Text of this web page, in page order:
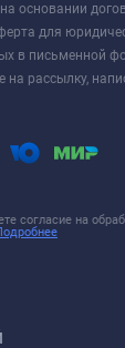
основании
для
в письменной
на рассылку,
согласие на